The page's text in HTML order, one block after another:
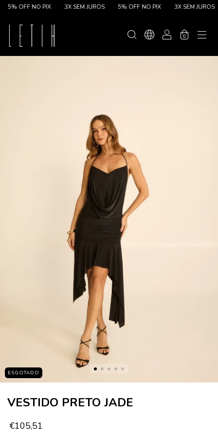
5% OFF NO PIX 3X SEM JUROS 5% OFF NO PIX 3X SEM JUROS
0
ESGOTADO
VESTIDO PRETO JADE
€105,51